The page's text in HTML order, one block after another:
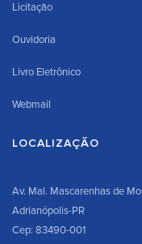
Licitação
Ouvidoria
Livro Eletrônico
Webmail
LOCALIZAÇÃO
Av. Mal. Mascarenhas de
Adrianópolis-PR
Cep: 83490-001